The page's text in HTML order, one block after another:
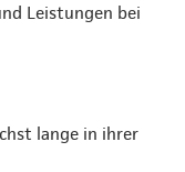
Leistungen bei
lange in ihrer